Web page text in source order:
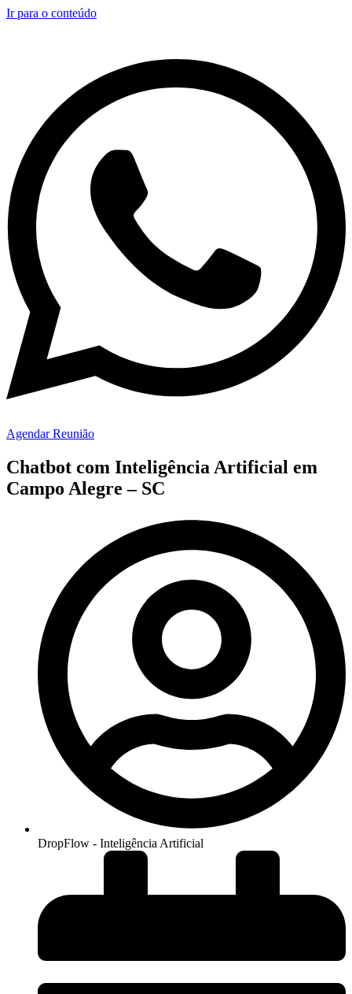
Ir para o conteúdo
Agendar Reunião
Chatbot com Inteligência Artificial em
Campo Alegre – SC
DropFlow - Inteligência Artificial